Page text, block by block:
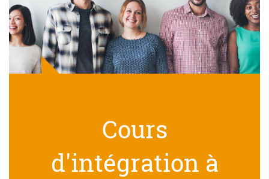
Cours
d'intégration à